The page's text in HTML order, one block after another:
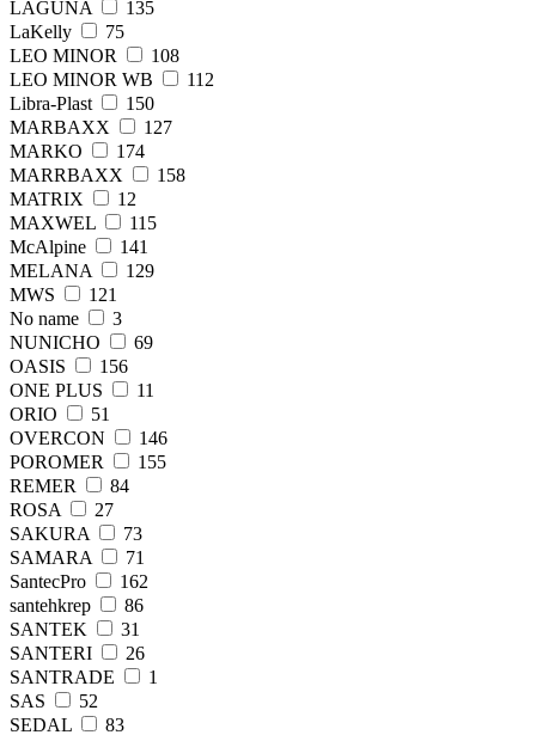
LAGUNA
135
LaKelly
75
LEO MINOR
108
LEO MINOR WB
112
Libra-Plast
150
MARBAXX
127
MARKO
174
MARRBAXX
158
MATRIX
12
MAXWEL
115
McAlpine
141
MELANA
129
MWS
121
No name
3
NUNICHO
69
OASIS
156
ONE PLUS
11
ORIO
51
OVERCON
146
POROMER
155
REMER
84
ROSA
27
SAKURA
73
SAMARA
71
SantecPro
162
santehkrер
86
SANTEK
31
SANTERI
26
SANTRADE
1
SAS
52
SEDAL
83